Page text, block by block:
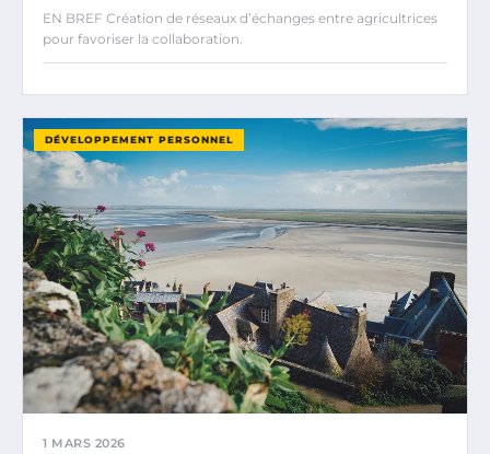
EN BREF Création de réseaux d’échanges entre agricultrices
pour favoriser la collaboration.
DÉVELOPPEMENT PERSONNEL
1 MARS 2026